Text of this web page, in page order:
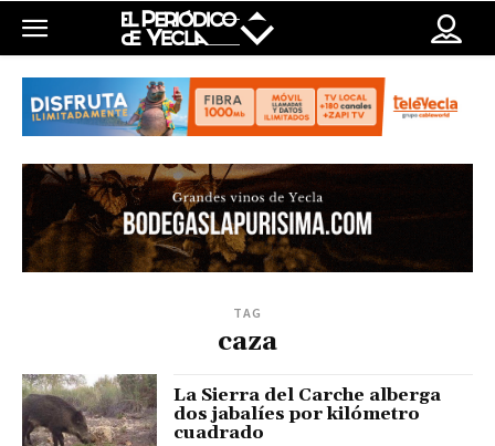
TAG
caza
La Sierra del Carche alberga
dos jabalíes por kilómetro
cuadrado